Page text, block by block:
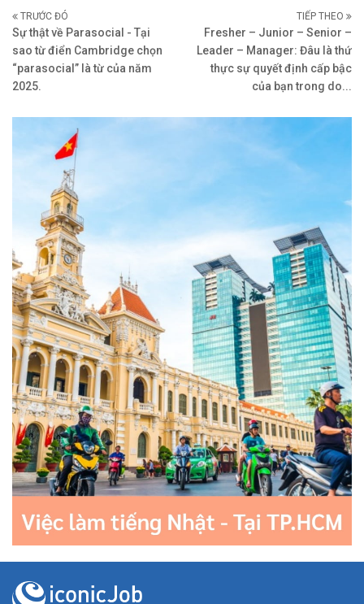
TRƯỚC ĐÓ
Sự thật về Parasocial - Tại
sao từ điển Cambridge chọn
“parasocial” là từ của năm
2025.
TIẾP THEO
Fresher – Junior – Senior –
Leader – Manager: Đâu là thứ
thực sự quyết định cấp bậc
của bạn trong do...